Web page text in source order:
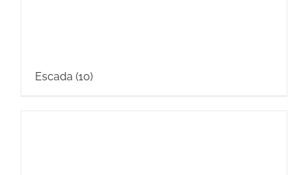
Escada (10)